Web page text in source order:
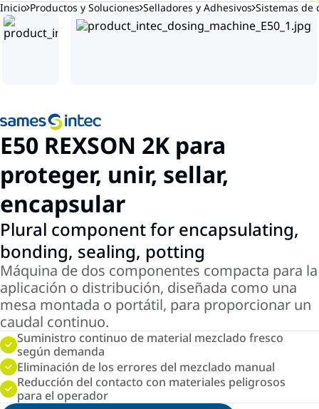
Inicio Productos y Soluciones Selladores y Adhesivos Sistemas de
E50 REXSON 2K para
proteger, unir, sellar,
encapsular
Plural component for encapsulating,
bonding, sealing, potting
Máquina de dos componentes compacta para la
aplicación o distribución, diseñada como una
mesa montada o portátil, para proporcionar un
caudal continuo.
Suministro continuo de material mezclado fresco
según demanda
Eliminación de los errores del mezclado manual
Reducción del contacto con materiales peligrosos
para el operador